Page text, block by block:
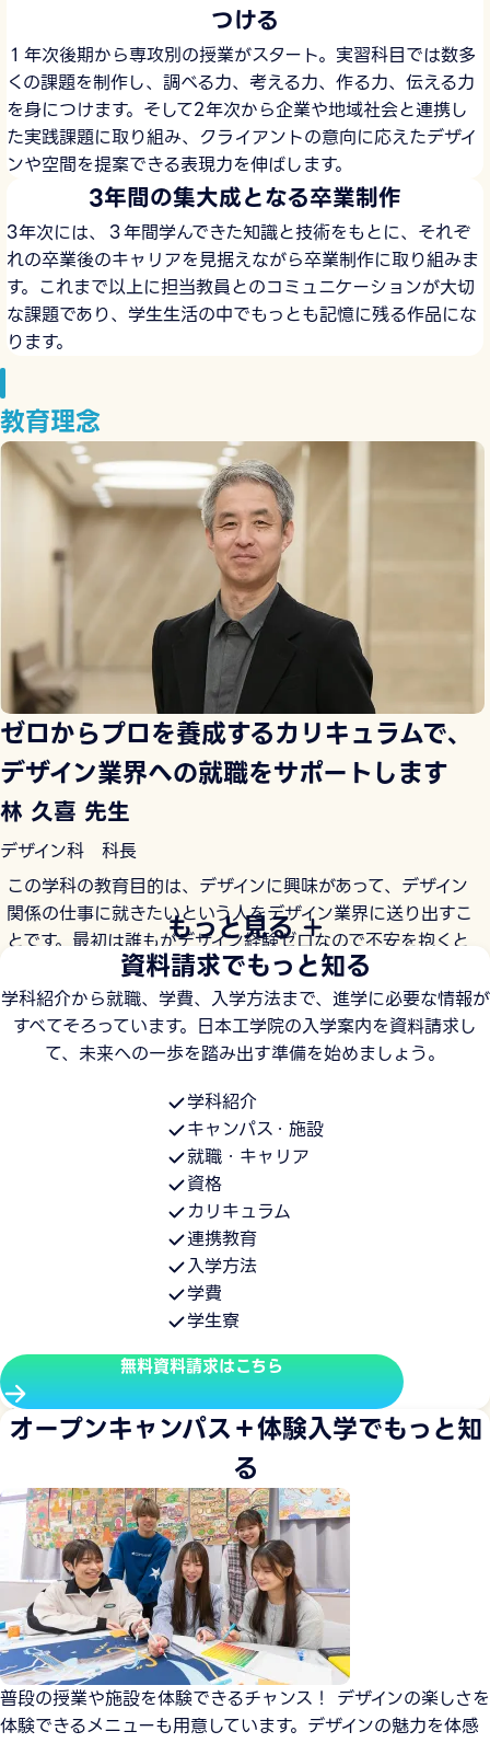
つける
１年次後期から専攻別の授業がスタート。実習科目では数多
くの課題を制作し、調べる力、考える力、作る力、伝える力
を身につけます。そして2年次から企業や地域社会と連携し
た実践課題に取り組み、クライアントの意向に応えたデザイ
ンや空間を提案できる表現力を伸ばします。
3年間の集大成となる卒業制作
3年次には、３年間学んできた知識と技術をもとに、それぞ
れの卒業後のキャリアを見据えながら卒業制作に取り組みま
す。これまで以上に担当教員とのコミュニケーションが大切
な課題であり、学生生活の中でもっとも記憶に残る作品にな
ります。
教育理念
ゼロからプロを養成するカリキュラムで、
デザイン業界への就職をサポートします
林 久喜 先生
デザイン科 科長
この学科の教育目的は、デザインに興味があって、デザイン
関係の仕事に就きたいという人をデザイン業界に送り出すこ
とです。最初は誰もがデザイン経験ゼロなので不安を抱くと
思いますが、3年間で確実にスキルアップできるカリキュラ
ムを用意していますので心配はいりません。
私たちのカリキュラムでは、基礎力、専門力、実践力、社会
デザインの基礎や各専攻分野の基礎知識を学び、基礎力を身
につけます。1年次後期からは専攻別に授業を行い、専門力
を習得。2年次からは一般企業や地域団体と連携した課題制
作を行い、実践力を強化します。そして、3年間を通してビジ
ネスマナーや就職に関するノウハウなどを学び、就職に不可
欠な社会人力をしっかり身につけます。
私たちはみなさんの夢を全力でサポートしますが、あくまで
も主役はみなさんです。3年間でプロのスキルを身につけるの
ですから、授業課題も多く、決して楽ではありません。で
も、しっかり授業を受ければ必ずデザインのプロになれま
す。夢を叶えるためなら、それくらいなんともないですよ
ね？デザインが好きでデザインを仕事にしたい方、ぜひ私た
ちと一緒に学びましょう。デザインに没頭する日々が、みな
さんを待っています。
もっと見る
資料請求でもっと知る
学科紹介から就職、学費、入学方法まで、進学に必要な情報が
すべてそろっています。日本工学院の入学案内を資料請求し
て、未来への一歩を踏み出す準備を始めましょう。
学科紹介
キャンパス・施設
就職・キャリア
資格
カリキュラム
連携教育
入学方法
学費
学生寮
無料資料請求はこちら
オープンキャンパス＋体験入学でもっと知
る
普段の授業や施設を体験できるチャンス！ デザインの楽しさを
体験できるメニューも用意しています。デザインの魅力を体感